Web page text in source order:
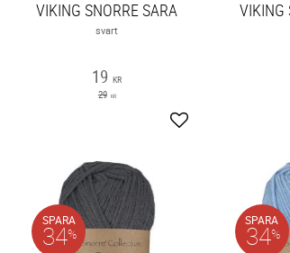
till i favoriter
VIKING SNORRE SARA
svart
19 KR
29 KR
Lägg till i favoriter
VIKING
SPARA
34%
SPARA
34%